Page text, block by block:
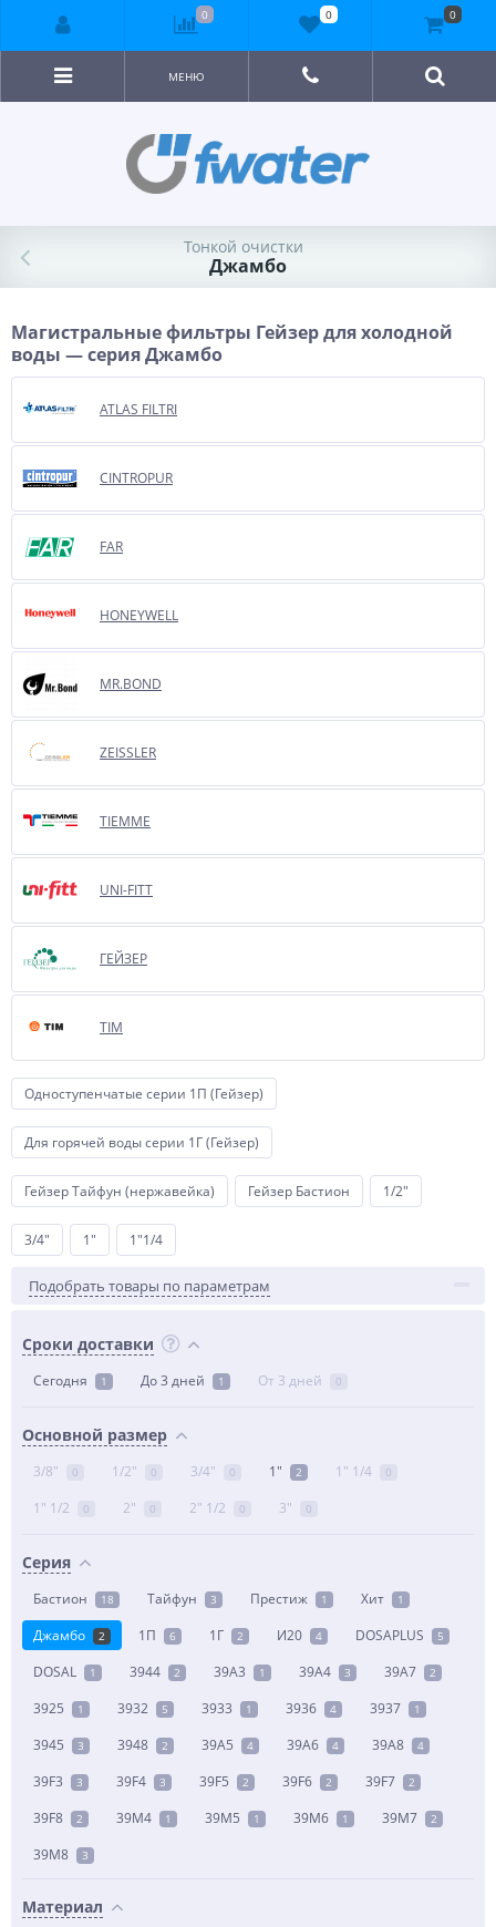
МЕНЮ
Тонкой очистки
Джамбо
Магистральные фильтры Гейзер для холодной
воды — серия Джамбо
ATLAS FILTRI
CINTROPUR
FAR
HONEYWELL
MR.BOND
ZEISSLER
TIEMME
UNI-FITT
ГЕЙЗЕР
TIM
Одноступенчатые серии 1П (Гейзер)
Для горячей воды серии 1Г (Гейзер)
Гейзер Тайфун (нержавейка) Гейзер Бастион 1/2"
3/4" 1" 1"1/4
Подобрать товары по параметрам
Сроки доставки
Сегодня 1 До 3 дней 1 От 3 дней 0
Основной размер
3/8" 0 1/2" 0 3/4" 0 1" 2 1" 1/4 0
1" 1/2 0 2" 0 2" 1/2 0 3" 0
Серия
Бастион 18 Тайфун 3 Престиж 1 Хит 1
Джамбо 2 1П 6 1Г 2 И20 4 DOSAPLUS 5
DOSAL 1 3944 2 39A3 1 39A4 3 39A7 2
3925 1 3932 5 3933 1 3936 4 3937 1
3945 3 3948 2 39A5 4 39A6 4 39A8 4
39F3 3 39F4 3 39F5 2 39F6 2 39F7 2
39F8 2 39M4 1 39M5 1 39M6 1 39M7 2
39M8 3
Материал
0 0 0